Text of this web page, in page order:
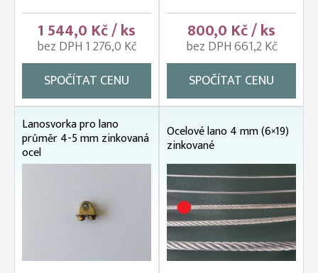
1 544,0 Kč / ks
bez DPH 1 276,0 Kč
SPOČÍTAT CENU
800,0 Kč / ks
bez DPH 661,2 Kč
SPOČÍTAT CENU
Lanosvorka pro lano
průměr 4-5 mm zinkovaná
ocel
Ocelové lano 4 mm (6×19)
zinkované